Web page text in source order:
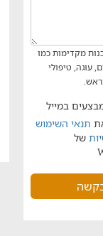
מקדימות כמו
עוגה, טיפולי
במייל
תנאי השימוש
של